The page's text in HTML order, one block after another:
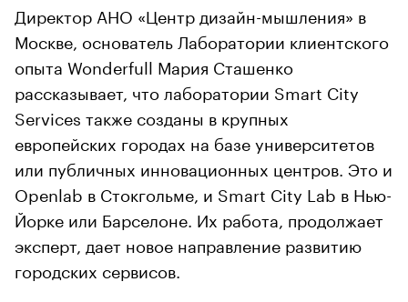
Директор АНО «Центр дизайн-мышления» в
Москве, основатель Лаборатории клиентского
опыта Wonderfull Мария Сташенко
рассказывает, что лаборатории Smart City
Services также созданы в крупных
европейских городах на базе университетов
или публичных инновационных центров. Это и
Openlab в Стокгольме, и Smart City Lab в Нью-
Йорке или Барселоне. Их работа, продолжает
эксперт, дает новое направление развитию
городских сервисов.